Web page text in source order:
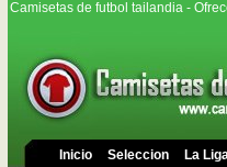
Camisetas de futbol tailandia -
Inicio Seleccion La